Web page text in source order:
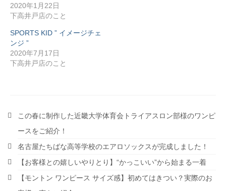
2020年1月22日
下高井戸店のこと
SPORTS KID ” イメージチェ
ンジ ”
2020年7月17日
下高井戸店のこと
この春に制作した近畿大学体育会トライアスロン部様のワンピ
ースをご紹介！
名古屋たちばな高等学校のエアロソックスが完成しました！
【お客様との嬉しいやりとり】“かっこいい”から始まる一着
【モントン ワンピース サイズ感】初めてはきつい？実際のお